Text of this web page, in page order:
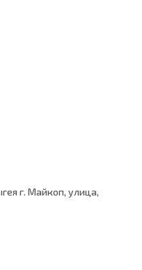
г. Майкоп, улица,